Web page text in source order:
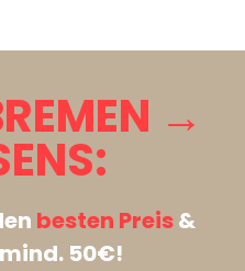
→
besten Preis&
50€!